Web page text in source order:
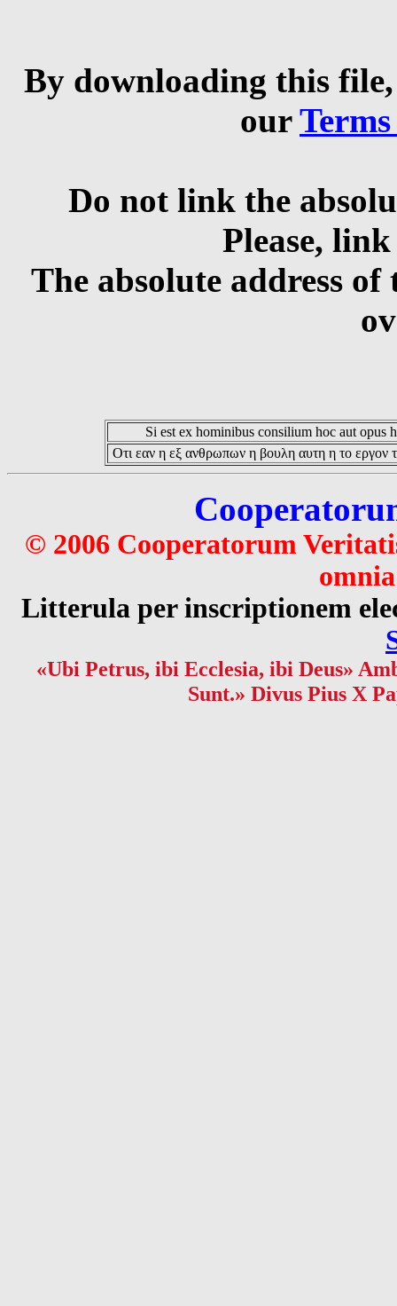
By downloading this
our
Do not link the
Please,
The absolute address
Si est ex hominibus consilium hoc aut opus
Οτι εαν η εξ ανθρωπων η βουλη αυτη η το εργον
© 2006 Cooperatorum
Litterula per inscriptionem
«Ubi Petrus, ibi Ecclesia, ibi Deus»
Sunt.» Divus Pius X